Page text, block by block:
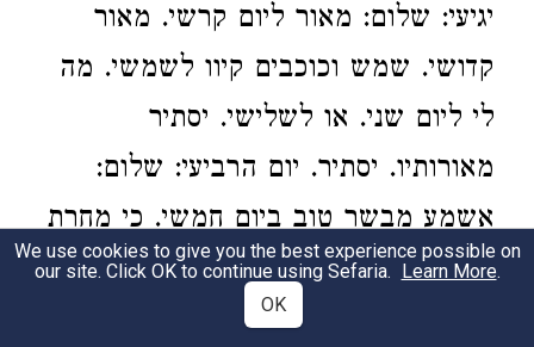
יגיעי: שלום: מאור ליום קרשי. מאור
קדושי. שמש וכוכבים קיוו לשמשי. מה
לי ליום שני. או לשלישי. יסתיר
מאורותיו. יסתיר. יום הרביעי: שלום:
אשמע מבשר טוב ביום חמשי. כי מחרת
יהיה נופש לנפשי. בקר לעבודתי. ערב
לחפשי. קרוי עלי שולחן. קרוי. מלכי
We use cookies to give you the best experience possible on
our site. Click OK to continue using Sefaria. Learn More.
OK